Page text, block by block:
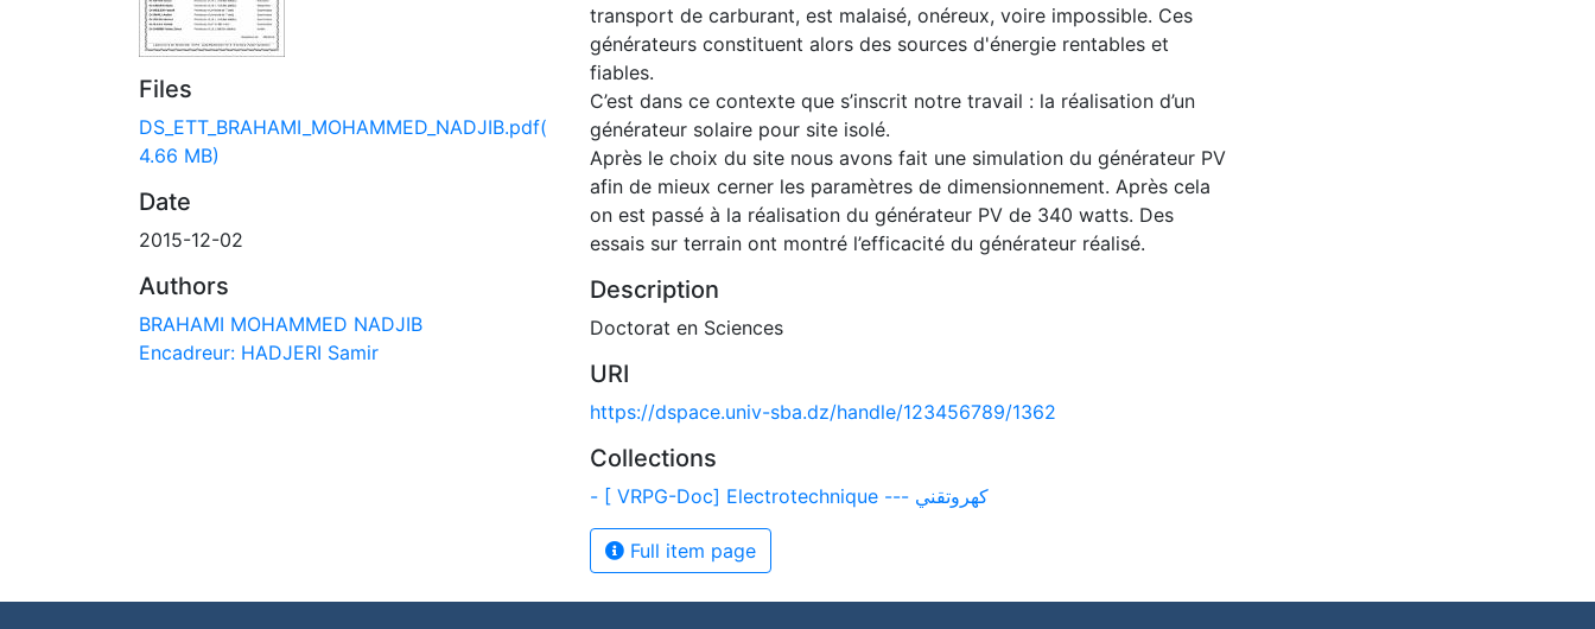
Files
DS_ETT_BRAHAMI_MOHAMMED_NADJIB.pdf(
4.66 MB)
Date
2015-12-02
Authors
BRAHAMI MOHAMMED NADJIB
Encadreur: HADJERI Samir
transport de carburant, est malaisé, onéreux, voire impossible. Ces
générateurs constituent alors des sources d'énergie rentables et
fiables.
C’est dans ce contexte que s’inscrit notre travail : la réalisation d’un
générateur solaire pour site isolé.
Après le choix du site nous avons fait une simulation du générateur PV
afin de mieux cerner les paramètres de dimensionnement. Après cela
on est passé à la réalisation du générateur PV de 340 watts. Des
essais sur terrain ont montré l’efficacité du générateur réalisé.
Description
Doctorat en Sciences
URI
https://dspace.univ-sba.dz/handle/123456789/1362
Collections
- [ VRPG-Doc] Electrotechnique --- كهروتقني
Full item page